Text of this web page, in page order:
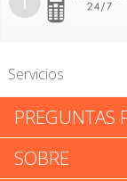
Servicios
Tyson W Tinsley
PREGUNTAS
SOBRE